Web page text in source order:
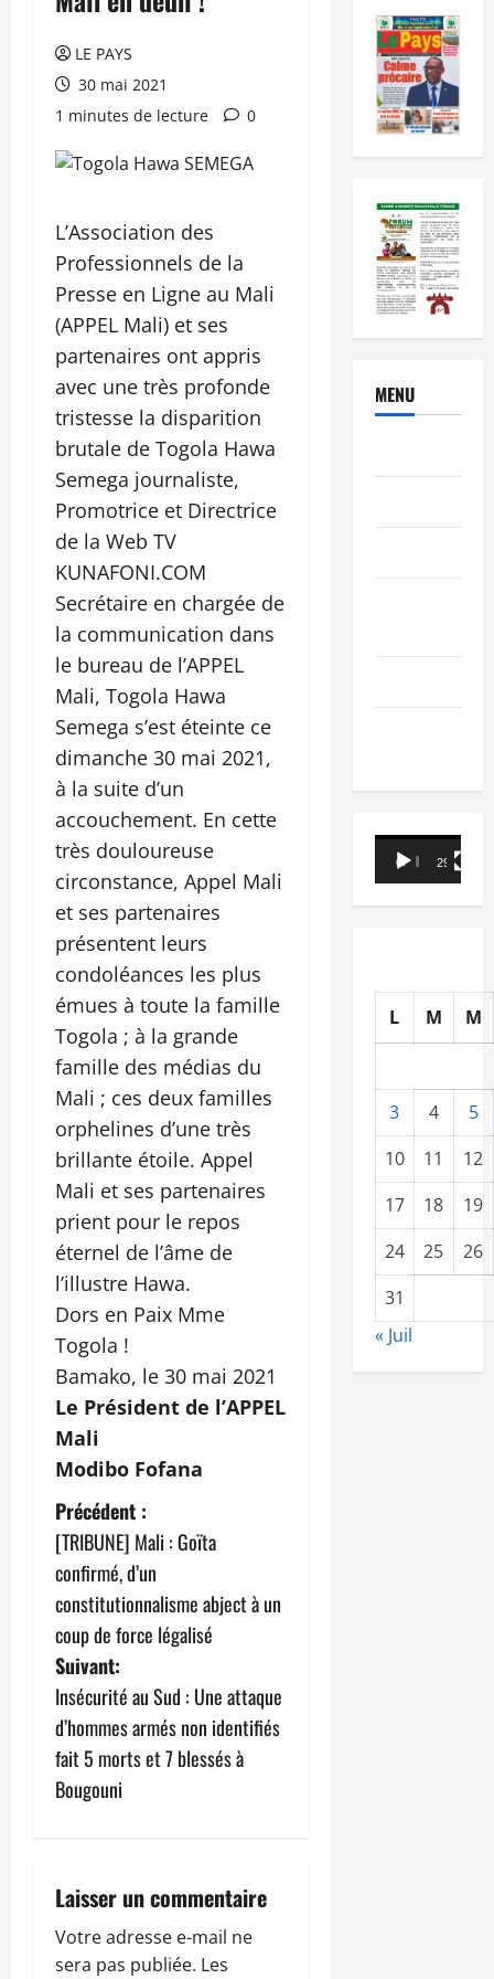
LE PAYS
30 mai 2021
1 minutes de lecture
0
L’Association des
Professionnels de la
Presse en Ligne au Mali
(APPEL Mali) et ses
partenaires ont appris
avec une très profonde
tristesse la disparition
brutale de Togola Hawa
Semega journaliste,
Promotrice et Directrice
de la Web TV
KUNAFONI.COM
Secrétaire en chargée de
la communication dans
le bureau de l’APPEL
Mali, Togola Hawa
Semega s’est éteinte ce
dimanche 30 mai 2021,
à la suite d’un
accouchement. En cette
très douloureuse
circonstance, Appel Mali
et ses partenaires
présentent leurs
condoléances les plus
émues à toute la famille
Togola ; à la grande
famille des médias du
Mali ; ces deux familles
orphelines d’une très
brillante étoile. Appel
Mali et ses partenaires
prient pour le repos
éternel de l’âme de
l’illustre Hawa.
Dors en Paix Mme
Togola !
Bamako, le 30 mai 2021
Le Président de l’APPEL
Mali
Modibo Fofana
N
a
v
i
g
a
t
o
n
Précédent :
[TRIBUNE] Mali : Goïta
confirmé, d’un
constitutionnalisme abject à un
coup de force légalisé
Suivant:
Insécurité au Sud : Une attaque
d’hommes armés non identifiés
fait 5 morts et 7 blessés à
Bougouni
Laisser un commentaire
Votre adresse e-mail ne
sera pas publiée. Les
MENU
Lecteur
vidéo
00:00 29:21
L M M
3 4
5
10
11
12
17
18
19
24
25
26
31
« Juil